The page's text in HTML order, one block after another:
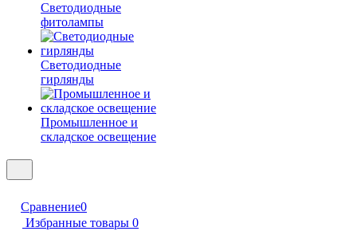
Светодиодные
фитолампы
Светодиодные
гирлянды
Промышленное и
складское освещение
Сравнение0
Избранные товары 0